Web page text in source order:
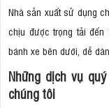
Nhà sản xuất sử dụng
chịu được trọng tải đến
bánh xe bên dưới, dễ
Những dịch vụ
chúng tôi